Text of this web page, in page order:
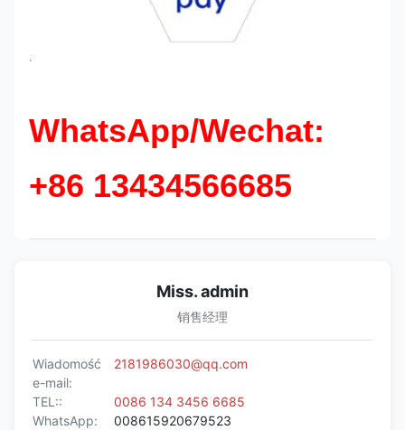
`
WhatsApp/Wechat:
+86 13434566685
Miss. admin
销售经理
Wiadomość
e-mail:
2181986030@qq.com
TEL::
0086 134 3456 6685
WhatsApp:
008615920679523